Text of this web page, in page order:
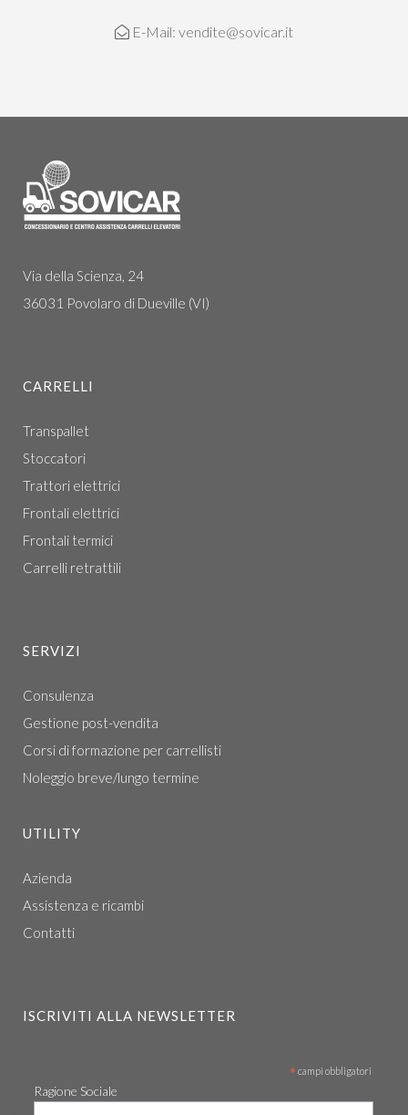
E-Mail: vendite@sovicar.it
Via della Scienza, 24
36031 Povolaro di Dueville (VI)
CARRELLI
Transpallet
Stoccatori
Trattori elettrici
Frontali elettrici
Frontali termici
Carrelli retrattili
SERVIZI
Consulenza
Gestione post-vendita
Corsi di formazione per carrellisti
Noleggio breve/lungo termine
UTILITY
Azienda
Assistenza e ricambi
Contatti
ISCRIVITI ALLA NEWSLETTER
* campi obbligatori
Ragione Sociale